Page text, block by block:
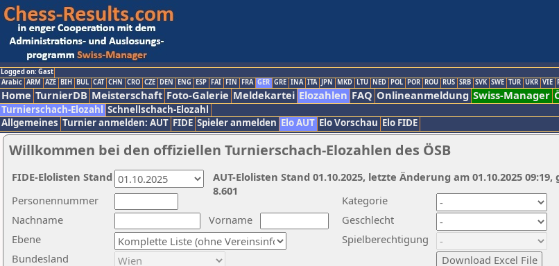
Logged on: Gast
Arabic ARM AZE BIH BUL CAT CHN CRO CZE DEN ENG ESP FAI FIN FRA GER GRE INA ITA JPN MKD LTU NED POL POR ROU RUS SRB SVK SWE TUR UKR VIE
Home TurnierDB Meisterschaft Foto-Galerie Meldekartei Elozahlen FAQ Onlineanmeldung Swiss-Manager
Turnierschach-Elozahl Schnellschach-Elozahl
Allgemeines Turnier anmelden: AUT FIDE Spieler anmelden Elo AUT Elo Vorschau Elo FIDE
Willkommen bei den offiziellen Turnierschach-Elozahlen des ÖSB
Nachname
Vorname
Ebene
Kategorie
Personennummer
Bundesland
Geschlecht
Spielberechtigung
AUT-Elolisten Stand 01.10.2025, letzte Änderung am 01.10.2025
8.601
FIDE-Elolisten Stand